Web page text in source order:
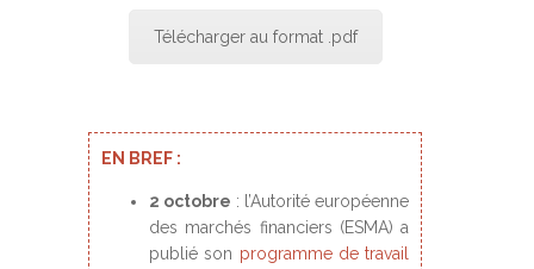
Télécharger au format .pdf
EN BREF :
2 octobre : l’Autorité européenne
des marchés financiers (ESMA) a
publié son programme de travail